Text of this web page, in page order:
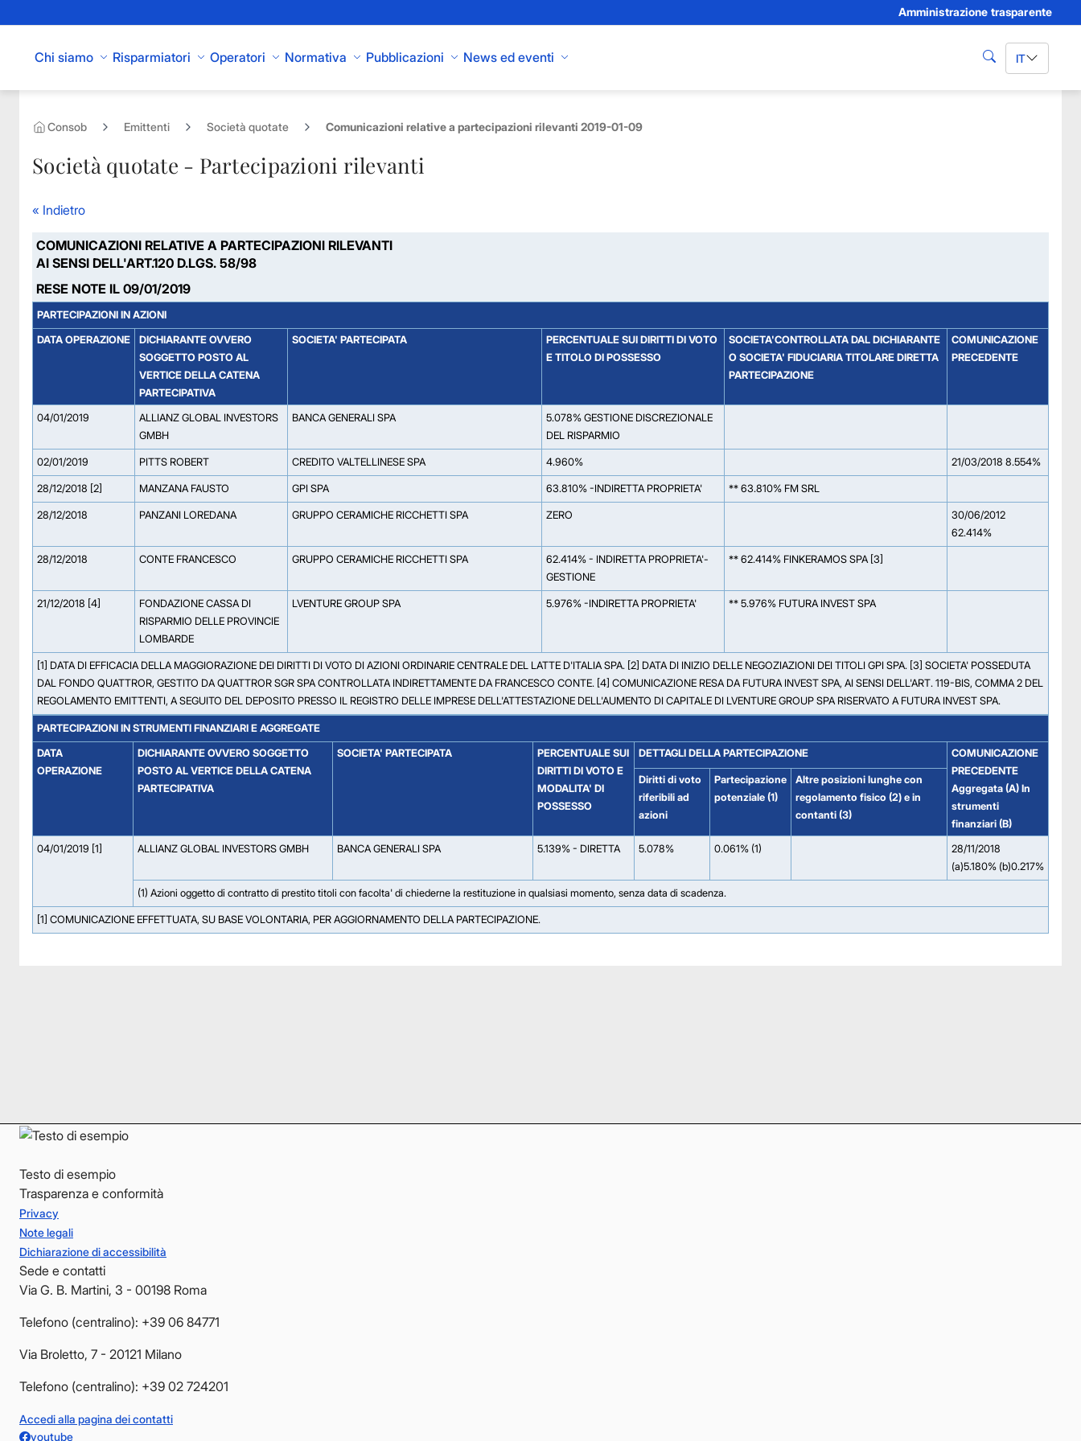
Amministrazione trasparente
Chi siamo Risparmiatori Operatori Normativa Pubblicazioni News ed eventi cerca IT
Consob Emittenti Società quotate Comunicazioni relative a partecipazioni rilevanti 2019-01-09
Società quotate - Partecipazioni rilevanti
« Indietro
COMUNICAZIONI RELATIVE A PARTECIPAZIONI RILEVANTI
AI SENSI DELL'ART.120 D.LGS. 58/98
RESE NOTE IL 09/01/2019
PARTECIPAZIONI IN AZIONI
DATA OPERAZIONE
DICHIARANTE OVVERO
SOGGETTO POSTO AL
VERTICE DELLA CATENA
PARTECIPATIVA
SOCIETA' PARTECIPATA
PERCENTUALE SUI DIRITTI DI VOTO
E TITOLO DI POSSESSO
SOCIETA'CONTROLLATA DAL DICHIARANTE
O SOCIETA' FIDUCIARIA TITOLARE DIRETTA
PARTECIPAZIONE
COMUNICAZIONE
PRECEDENTE
04/01/2019
ALLIANZ GLOBAL INVESTORS
GMBH
BANCA GENERALI SPA
5.078% GESTIONE DISCREZIONALE
DEL RISPARMIO
02/01/2019 PITTS ROBERT CREDITO VALTELLINESE SPA 4.960% 21/03/2018 8.554%
28/12/2018 [2] MANZANA FAUSTO GPI SPA 63.810% -INDIRETTA PROPRIETA' ** 63.810% FM SRL
28/12/2018 PANZANI LOREDANA GRUPPO CERAMICHE RICCHETTI SPA ZERO
30/06/2012
62.414%
28/12/2018 CONTE FRANCESCO GRUPPO CERAMICHE RICCHETTI SPA
62.414% - INDIRETTA PROPRIETA'-
GESTIONE
** 62.414% FINKERAMOS SPA [3]
21/12/2018 [4]
FONDAZIONE CASSA DI
RISPARMIO DELLE PROVINCIE
LOMBARDE
LVENTURE GROUP SPA 5.976% -INDIRETTA PROPRIETA' ** 5.976% FUTURA INVEST SPA
[1] DATA DI EFFICACIA DELLA MAGGIORAZIONE DEI DIRITTI DI VOTO DI AZIONI ORDINARIE CENTRALE DEL LATTE D'ITALIA SPA. [2] DATA DI INIZIO DELLE NEGOZIAZIONI DEI TITOLI GPI SPA. [3] SOCIETA' POSSEDUTA
DAL FONDO QUATTROR, GESTITO DA QUATTROR SGR SPA CONTROLLATA INDIRETTAMENTE DA FRANCESCO CONTE. [4] COMUNICAZIONE RESA DA FUTURA INVEST SPA, AI SENSI DELL'ART. 119-BIS, COMMA 2 DEL
REGOLAMENTO EMITTENTI, A SEGUITO DEL DEPOSITO PRESSO IL REGISTRO DELLE IMPRESE DELL'ATTESTAZIONE DELL'AUMENTO DI CAPITALE DI LVENTURE GROUP SPA RISERVATO A FUTURA INVEST SPA.
PARTECIPAZIONI IN STRUMENTI FINANZIARI E AGGREGATE
DATA
OPERAZIONE
DICHIARANTE OVVERO SOGGETTO
POSTO AL VERTICE DELLA CATENA
PARTECIPATIVA
SOCIETA' PARTECIPATA
PERCENTUALE SUI
DIRITTI DI VOTO E
MODALITA' DI
POSSESSO
DETTAGLI DELLA PARTECIPAZIONE
COMUNICAZIONE
PRECEDENTE
Aggregata (A) In
strumenti
finanziari (B)
Diritti di voto
riferibili ad
azioni
Partecipazione
potenziale (1)
Altre posizioni lunghe con
regolamento fisico (2) e in
contanti (3)
04/01/2019 [1] ALLIANZ GLOBAL INVESTORS GMBH BANCA GENERALI SPA 5.139% - DIRETTA 5.078% 0.061% (1)
28/11/2018
(a)5.180% (b)0.217%
(1) Azioni oggetto di contratto di prestito titoli con facolta' di chiederne la restituzione in qualsiasi momento, senza data di scadenza.
[1] COMUNICAZIONE EFFETTUATA, SU BASE VOLONTARIA, PER AGGIORNAMENTO DELLA PARTECIPAZIONE.
Testo di esempio
Trasparenza e conformità
Privacy
Note legali
Dichiarazione di accessibilità
Sede e contatti
Via G. B. Martini, 3 - 00198 Roma
Telefono (centralino): +39 06 84771
Via Broletto, 7 - 20121 Milano
Telefono (centralino): +39 02 724201
Accedi alla pagina dei contatti
youtube